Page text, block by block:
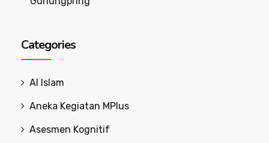
Categories
Al Islam
Aneka Kegiatan MPlus
Asesmen Kognitif